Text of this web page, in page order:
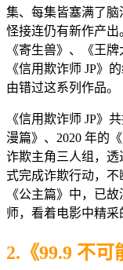
集、每集皆塞满了
怪接连仍有新作产
《寄生兽》、《王
《信用欺诈师 JP》
由错过这系列作品。
《信用欺诈师 JP》
漫篇》、2020 年的
诈欺主角三人组，
式完成诈欺行动，
《公主篇》中，已
师，看着电影中精采
2.《99.9 不可